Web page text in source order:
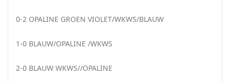
0-2 OPALINE GROEN VIOLET/WKWS/BLAUW
1-0 BLAUW/OPALINE /WKWS
2-0 BLAUW WKWS//OPALINE